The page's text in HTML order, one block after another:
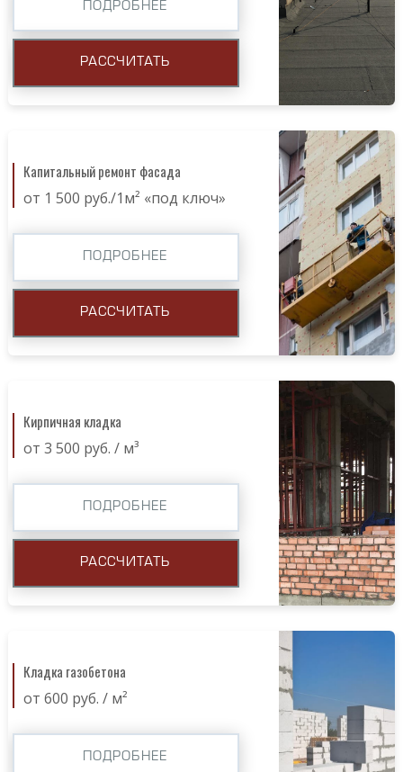
ПОДРОБНЕЕ
РАССЧИТАТЬ
Капитальный ремонт фасада
от 1 500 руб./1м² «под ключ»
ПОДРОБНЕЕ
РАССЧИТАТЬ
Кирпичная кладка
от 3 500 руб. / м³
ПОДРОБНЕЕ
РАССЧИТАТЬ
Кладка газобетона
от 600 руб. / м²
ПОДРОБНЕЕ